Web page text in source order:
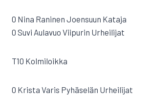
0 Nina Raninen Joensuun Kataja
0 Suvi Aulavuo Viipurin Urheilijat
T10 Kolmiloikka
0 Krista Varis Pyhäselän Urheilijat